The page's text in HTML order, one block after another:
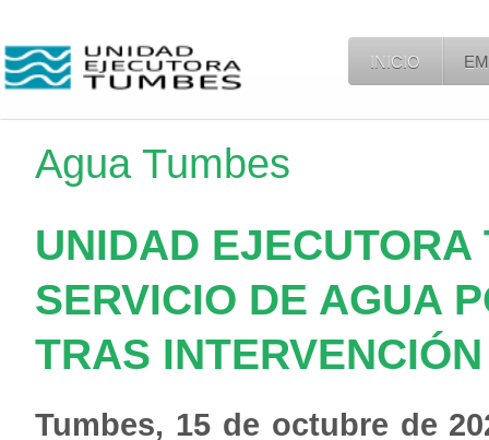
INICIO
Agua Tumbes
UNIDAD
SERVICIO DE AGUA
TRAS
Tumbes, 15 de octubre de